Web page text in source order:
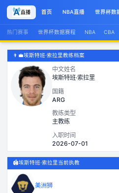
首页 NBA直播 世界杯数
热门赛事 世界杯数据赛程 NBA CBA
👨‍💼埃斯特班·索拉里教练档案
中文姓名
埃斯特班·索拉里
国籍
ARG
教练类型
主教练
入职时间
2026-07-01
🏟️埃斯特班·索拉里当前执教
美洲狮